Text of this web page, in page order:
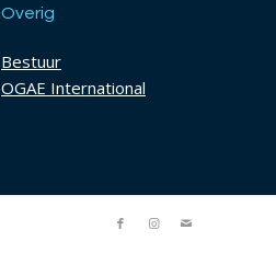
Overig
Bestuur
OGAE International